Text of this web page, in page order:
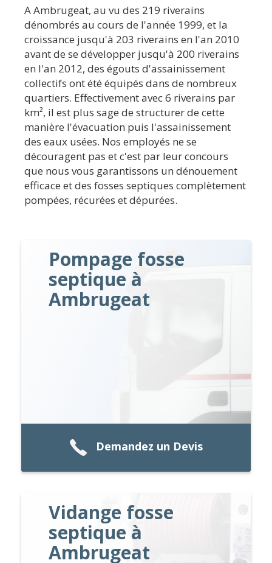
A Ambrugeat, au vu des 219 riverains
dénombrés au cours de l'année 1999, et la
croissance jusqu'à 203 riverains en l'an 2010
avant de se développer jusqu'à 200 riverains
en l'an 2012, des égouts d'assainissement
collectifs ont été équipés dans de nombreux
quartiers. Effectivement avec 6 riverains par
km², il est plus sage de structurer de cette
manière l'évacuation puis l'assainissement
des eaux usées. Nos employés ne se
découragent pas et c'est par leur concours
que nous vous garantissons un dénouement
efficace et des fosses septiques complètement
pompées, récurées et dépurées.
Pompage fosse
septique à
Ambrugeat
Demandez un Devis
Vidange fosse
septique à
Ambrugeat